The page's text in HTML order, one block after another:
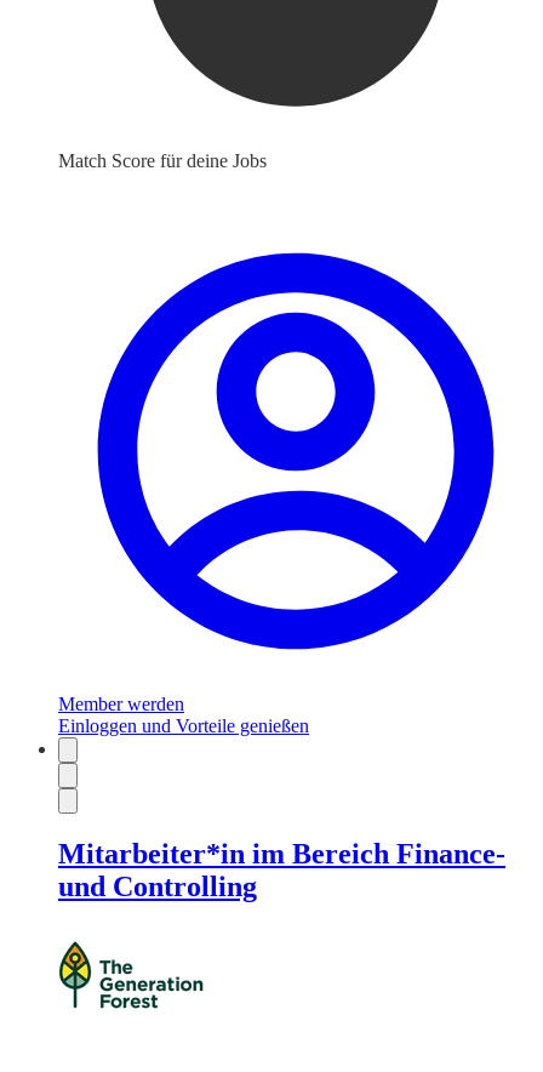
Match Score für deine Jobs
Member werden
Einloggen und Vorteile genießen
Mitarbeiter*in im Bereich Finance-
und Controlling